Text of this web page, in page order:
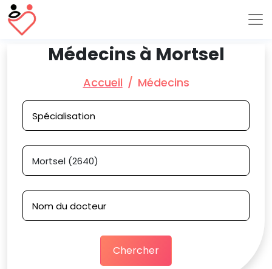
Médecins à Mortsel
Accueil Médecins
Chercher